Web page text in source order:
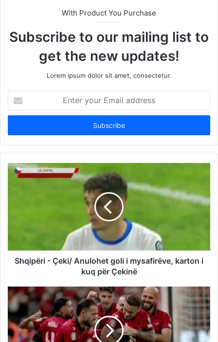
With Product You Purchase
Subscribe to our mailing list to
get the new updates!
Lorem ipsum dolor sit amet, consectetur.
your
Email
Shqipëri - Çeki/ Anulohet goli i mysafirëve, karton i
kuq për Çekinë